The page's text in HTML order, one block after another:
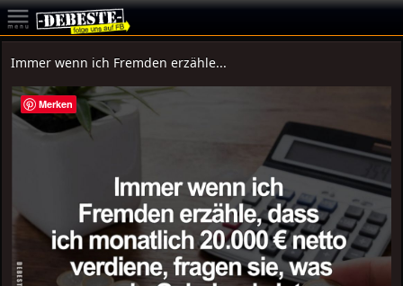
Immer wenn ich Fremden erzähle...
Merken